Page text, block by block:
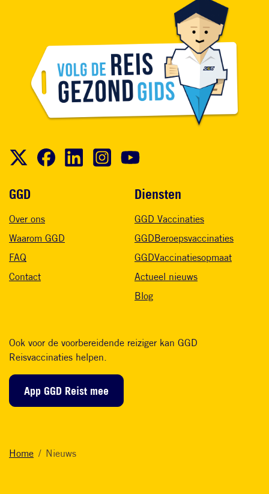
Voet
GGD
Over ons
Waarom GGD
FAQ
Contact
Diensten
GGD Vaccinaties
GGDBeroepsvaccinaties
GGDVaccinatiesopmaat
Actueel nieuws
Blog
Ook voor de voorbereidende reiziger kan GGD
Reisvaccinaties helpen.
App GGD Reist mee
Home Nieuws